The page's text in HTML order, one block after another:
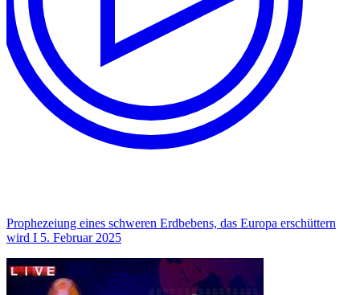
Prophezeiung eines schweren Erdbebens, das Europa erschüttern
wird I 5. Februar 2025